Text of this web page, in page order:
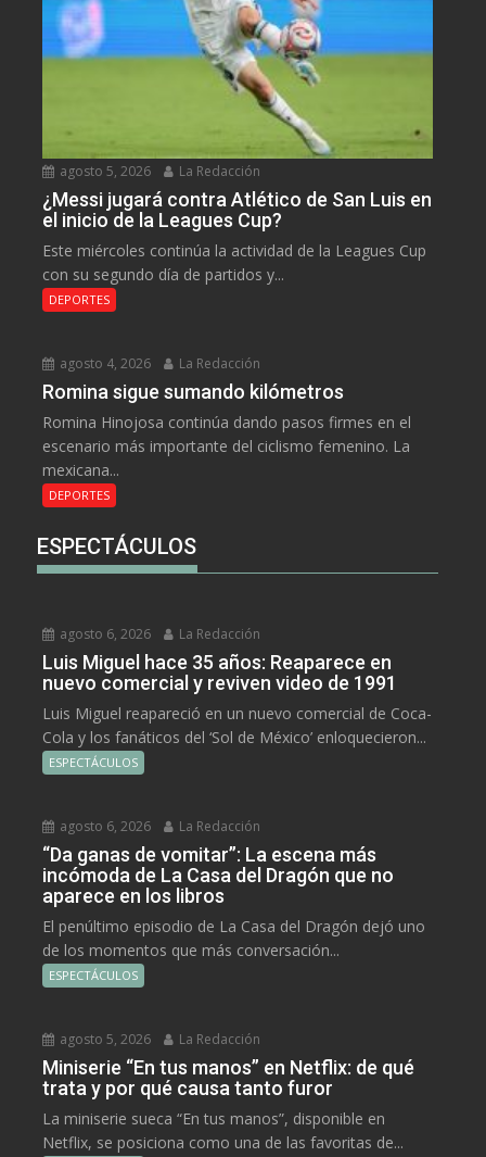
agosto 5, 2026 La Redacción
¿Messi jugará contra Atlético de San Luis en
el inicio de la Leagues Cup?
Este miércoles continúa la actividad de la Leagues Cup
con su segundo día de partidos y...
DEPORTES
agosto 4, 2026 La Redacción
Romina sigue sumando kilómetros
Romina Hinojosa continúa dando pasos firmes en el
escenario más importante del ciclismo femenino. La
mexicana...
DEPORTES
ESPECTÁCULOS
agosto 6, 2026 La Redacción
Luis Miguel hace 35 años: Reaparece en
nuevo comercial y reviven video de 1991
Luis Miguel reapareció en un nuevo comercial de Coca-
Cola y los fanáticos del ‘Sol de México’ enloquecieron...
ESPECTÁCULOS
agosto 6, 2026 La Redacción
“Da ganas de vomitar”: La escena más
incómoda de La Casa del Dragón que no
aparece en los libros
El penúltimo episodio de La Casa del Dragón dejó uno
de los momentos que más conversación...
ESPECTÁCULOS
agosto 5, 2026 La Redacción
Miniserie “En tus manos” en Netflix: de qué
trata y por qué causa tanto furor
La miniserie sueca “En tus manos”, disponible en
Netflix, se posiciona como una de las favoritas de...